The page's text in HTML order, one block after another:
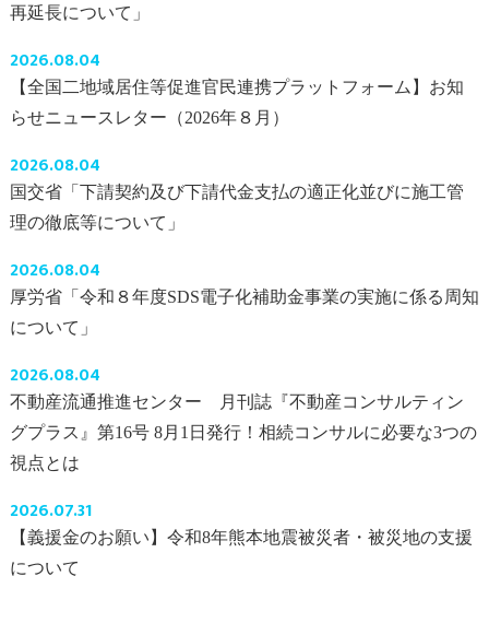
再延長について」
2026.08.04
【全国二地域居住等促進官民連携プラットフォーム】お知
らせニュースレター（2026年８月）
2026.08.04
国交省「下請契約及び下請代金支払の適正化並びに施工管
理の徹底等について」
2026.08.04
厚労省「令和８年度SDS電子化補助金事業の実施に係る周知
について」
2026.08.04
不動産流通推進センター 月刊誌『不動産コンサルティン
グプラス』第16号 8月1日発行！相続コンサルに必要な3つの
視点とは
2026.07.31
【義援金のお願い】令和8年熊本地震被災者・被災地の支援
について